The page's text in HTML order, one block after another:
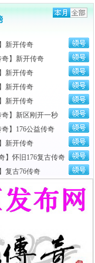
新开传奇
奇】新开传奇
新开传奇
新开传奇
新开传奇
奇】新区刚开一秒
奇】176公益传奇
新开传奇
】怀旧176复古传奇
复古76传奇